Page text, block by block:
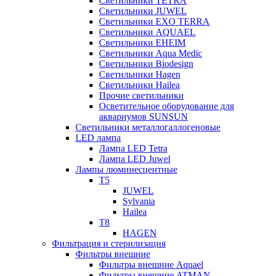
Светильники JUWEL
Светильники EXO TERRA
Светильники AQUAEL
Светильники EHEIM
Светильники Aqua Medic
Светильники Biodesign
Светильники Hagen
Светильники Hailea
Прочие светильники
Осветительное оборудование для
аквариумов SUNSUN
Светильники металлогаллогеновые
LED лампа
Лампа LED Tetra
Лампа LED Juwel
Лампы люминесцентные
T5
JUWEL
Sylvania
Hailea
T8
HAGEN
Фильтрация и стерилизация
Фильтры внешние
Фильтры внешние Aquael